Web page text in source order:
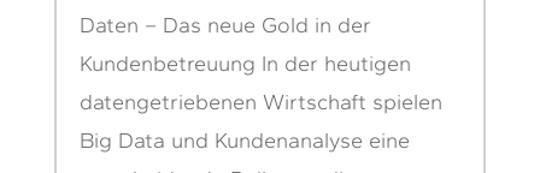
Daten – Das neue Gold in der
Kundenbetreuung In der heutigen
datengetriebenen Wirtschaft spielen
Big Data und Kundenanalyse eine